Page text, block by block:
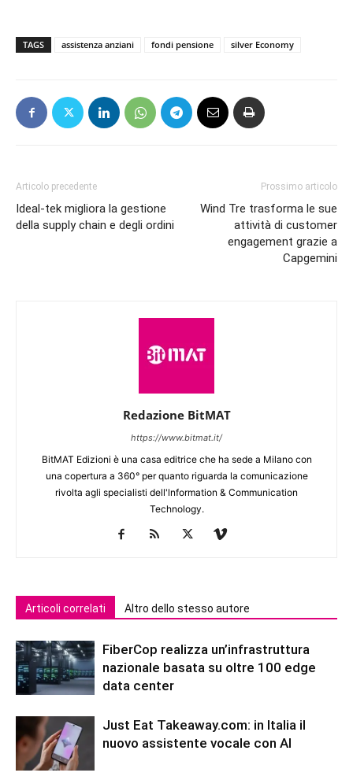
TAGS assistenza anziani fondi pensione silver Economy
Articolo precedente
Ideal-tek migliora la gestione
della supply chain e degli ordini
Prossimo articolo
Wind Tre trasforma le sue
attività di customer
engagement grazie a
Capgemini
Redazione BitMAT
https://www.bitmat.it/
BitMAT Edizioni è una casa editrice che ha sede a Milano con
una copertura a 360° per quanto riguarda la comunicazione
rivolta agli specialisti dell'lnformation & Communication
Technology.
Articoli correlati Altro dello stesso autore
FiberCop realizza un’infrastruttura
nazionale basata su oltre 100 edge
data center
Just Eat Takeaway.com: in Italia il
nuovo assistente vocale con AI